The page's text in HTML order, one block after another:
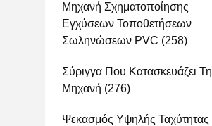
Μηχανή Σχηματοποίησης
Εγχύσεων Τοποθετήσεων
Σωληνώσεων PVC (258)
Σύριγγα Που Κατασκευάζει Τη
Μηχανή (276)
Ψεκασμός Υψηλής Ταχύτητας